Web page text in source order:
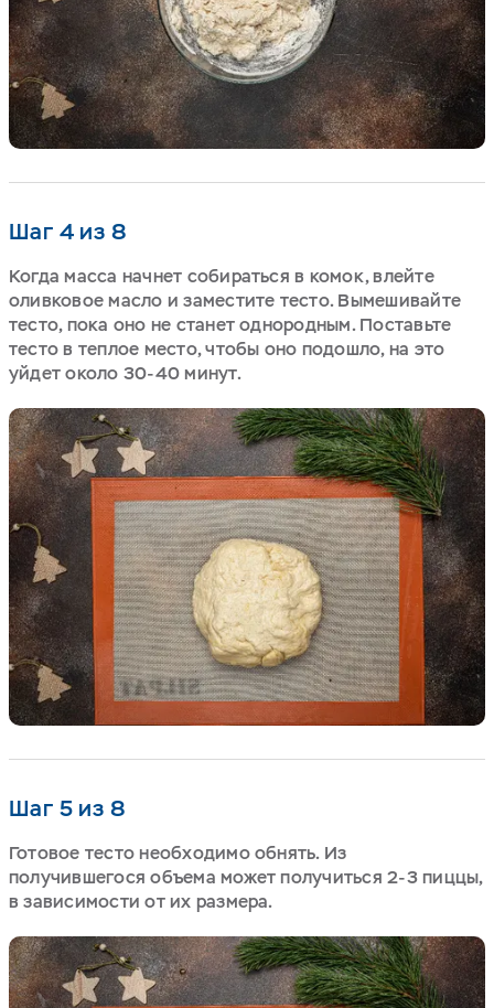
Шаг 4 из 8
Когда масса начнет собираться в комок, влейте
оливковое масло и заместите тесто. Вымешивайте
тесто, пока оно не станет однородным. Поставьте
тесто в теплое место, чтобы оно подошло, на это
уйдет около 30-40 минут.
Шаг 5 из 8
Готовое тесто необходимо обнять. Из
получившегося объема может получиться 2-3 пиццы,
в зависимости от их размера.